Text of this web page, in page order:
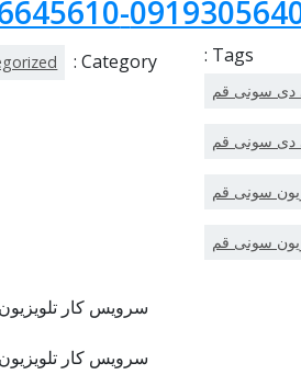
09193056404-
Tags :
دی سونی قم
دی سونی قم
سونی قم
سونی قم
Category :
سرویس کار